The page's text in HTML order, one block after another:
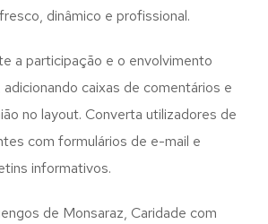
dinâmico e profissional.
a participação e o envolvimento
caixas de comentários e
no layout. Converta utilizadores de
com formulários de e-mail e
informativos.
de Monsaraz, Caridade com